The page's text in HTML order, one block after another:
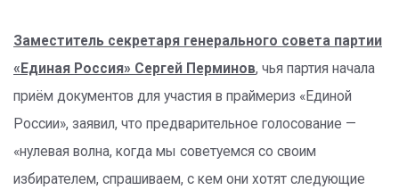
Заместитель секретаря генерального совета партии
«Единая Россия» Сергей Перминов, чья партия начала
приём документов для участия в праймериз «Единой
России», заявил, что предварительное голосование —
«нулевая волна, когда мы советуемся со своим
избирателем, спрашиваем, с кем они хотят следующие